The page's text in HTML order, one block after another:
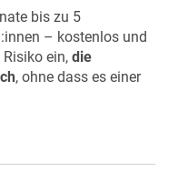
bis zu 5
– kostenlos und
ein, die
, ohne dass es einer